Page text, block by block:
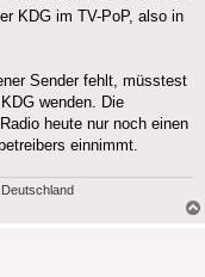
KDG im TV-PoP, also in
Sender fehlt, müsstest
wenden. Die
heute nur noch einen
einnimmt.